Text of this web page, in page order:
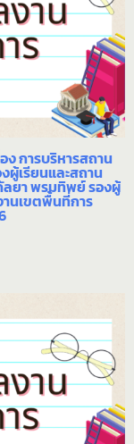
ง การบริหารสถาน
ผู้เรียนและสถาน
ลยา พรมทิพย์ รองผู้
นเขตพื้นที่การ